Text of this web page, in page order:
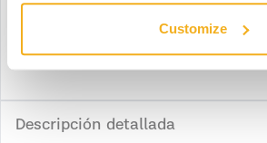
Customize
Download manual de instrucciones
Descripción detallada